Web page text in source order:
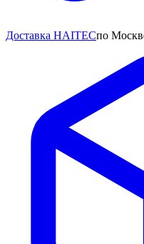
Доставка HAITECпо